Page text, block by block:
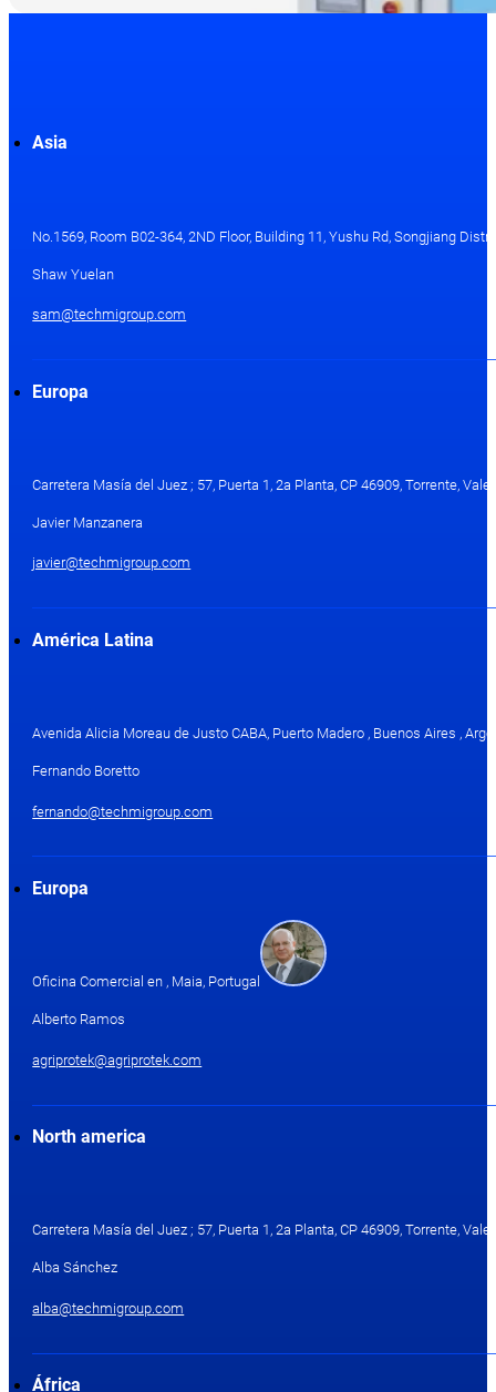
Asia
No.1569, Room B02-364, 2ND Floor, Building 11, Yushu Rd, Songjiang
Shaw Yuelan
sam@techmigroup.com
Europa
Carretera Masía del Juez ; 57, Puerta 1, 2a Planta, CP 46909, Torrente,
Javier Manzanera
javier@techmigroup.com
América Latina
Avenida Alicia Moreau de Justo CABA, Puerto Madero , Buenos Aires ,
Fernando Boretto
fernando@techmigroup.com
Europa
Oficina Comercial en , Maia, Portugal
Alberto Ramos
agriprotek@agriprotek.com
North america
Carretera Masía del Juez ; 57, Puerta 1, 2a Planta, CP 46909, Torrente,
Alba Sánchez
alba@techmigroup.com
África